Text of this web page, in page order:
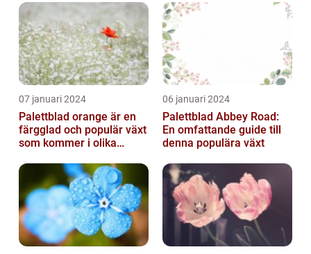
07 januari 2024
Palettblad orange är en
färgglad och populär växt
som kommer i olika
06 januari 2024
Palettblad Abbey Road:
En omfattande guide till
denna populära växt